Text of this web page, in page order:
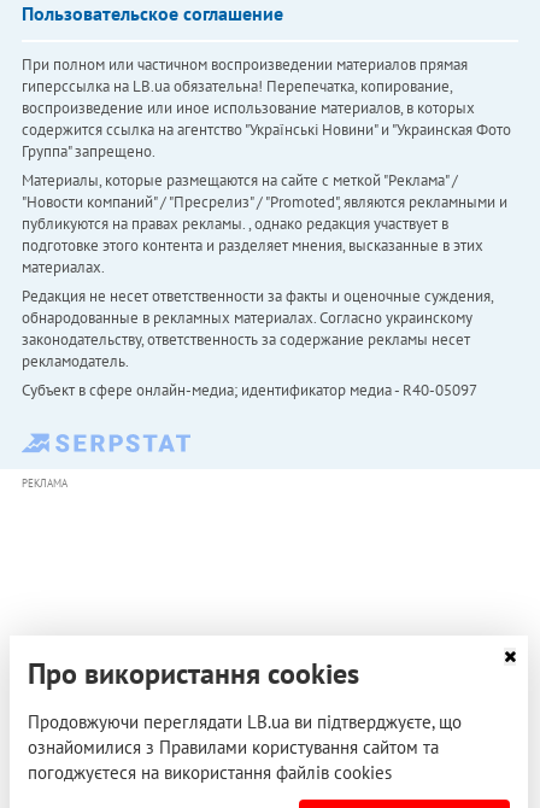
Пользовательское соглашение
При полном или частичном воспроизведении материалов прямая
гиперссылка на LB.ua обязательна! Перепечатка, копирование,
воспроизведение или иное использование материалов, в которых
содержится ссылка на агентство "Українськi Новини" и "Украинская Фото
Группа" запрещено.
Материалы, которые размещаются на сайте с меткой "Реклама" /
"Новости компаний" / "Пресрелиз" / "Promoted", являются рекламными и
публикуются на правах рекламы. , однако редакция участвует в
подготовке этого контента и разделяет мнения, высказанные в этих
материалах.
Редакция не несет ответственности за факты и оценочные суждения,
обнародованные в рекламных материалах. Согласно украинскому
законодательству, ответственность за содержание рекламы несет
рекламодатель.
Субъект в сфере онлайн-медиа; идентификатор медиа - R40-05097
РЕКЛАМА
Про використання cookies
Продовжуючи переглядати LB.ua ви підтверджуєте, що
ознайомилися з Правилами користування сайтом та
погоджуєтеся на використання файлів cookies